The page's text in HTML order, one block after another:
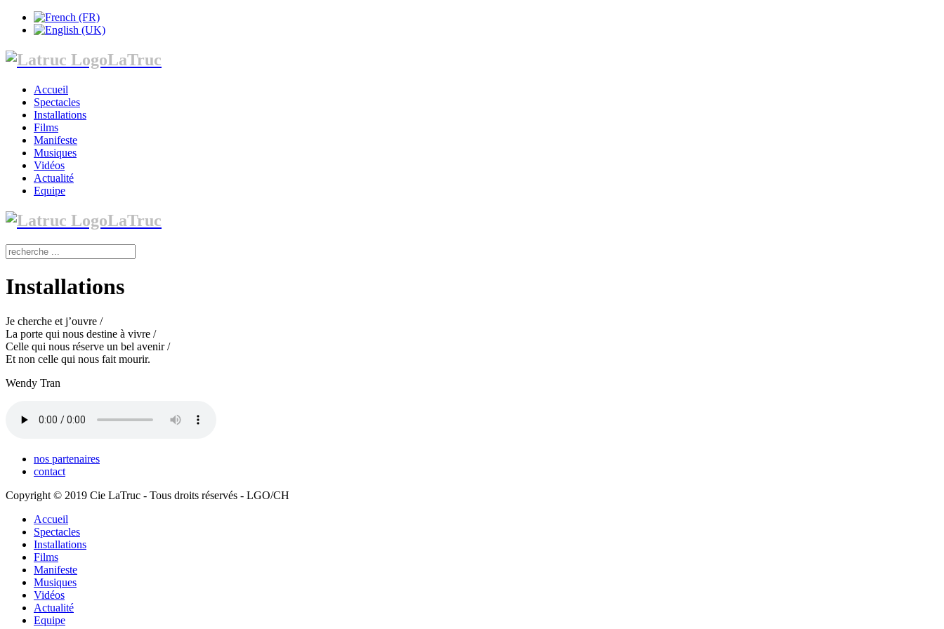
LaTruc
Accueil
Spectacles
Installations
Films
Manifeste
Musiques
Vidéos
Actualité
Equipe
LaTruc
Installations
Je cherche et j’ouvre /
La porte qui nous destine à vivre /
Celle qui nous réserve un bel avenir /
Et non celle qui nous fait mourir.
Wendy Tran
nos partenaires
contact
Copyright © 2019 Cie LaTruc - Tous droits réservés - LGO/CH
Accueil
Spectacles
Installations
Films
Manifeste
Musiques
Vidéos
Actualité
Equipe